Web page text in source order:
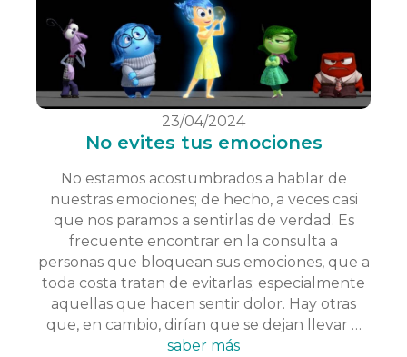
23/04/2024
No evites tus emociones
No estamos acostumbrados a hablar de
nuestras emociones; de hecho, a veces casi
que nos paramos a sentirlas de verdad. Es
frecuente encontrar en la consulta a
personas que bloquean sus emociones, que a
toda costa tratan de evitarlas; especialmente
aquellas que hacen sentir dolor. Hay otras
que, en cambio, dirían que se dejan llevar …
saber más